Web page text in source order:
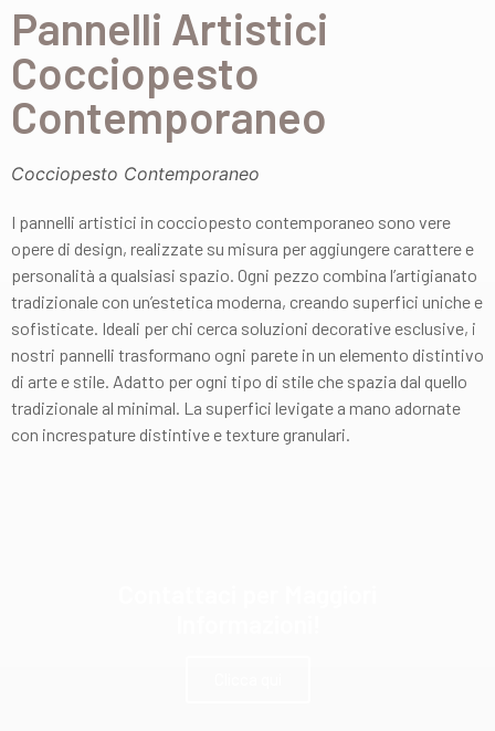
Pannelli Artistici
Cocciopesto
Contemporaneo
Cocciopesto Contemporaneo
I pannelli artistici in cocciopesto contemporaneo sono vere
opere di design, realizzate su misura per aggiungere carattere e
personalità a qualsiasi spazio. Ogni pezzo combina l’artigianato
tradizionale con un’estetica moderna, creando superfici uniche e
sofisticate. Ideali per chi cerca soluzioni decorative esclusive, i
nostri pannelli trasformano ogni parete in un elemento distintivo
di arte e stile. Adatto per ogni tipo di stile che spazia dal quello
tradizionale al minimal. La superfici levigate a mano adornate
con increspature distintive e texture granulari.